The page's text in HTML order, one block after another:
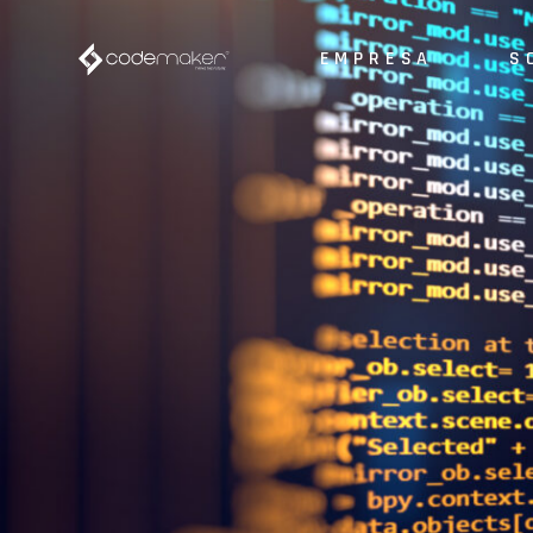
EMPRESA
Sobre nosotros
Nuestros clientes
Nuestras marcas
Sobre nosotros
Nuestros clientes
Nuestras marcas
Nuestros partners